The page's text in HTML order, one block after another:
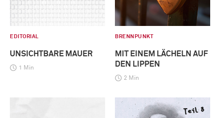
EDITORIAL
UNSICHTBARE MAUER
1 Min
BRENNPUNKT
MIT EINEM LÄCHELN AUF
DEN LIPPEN
2 Min